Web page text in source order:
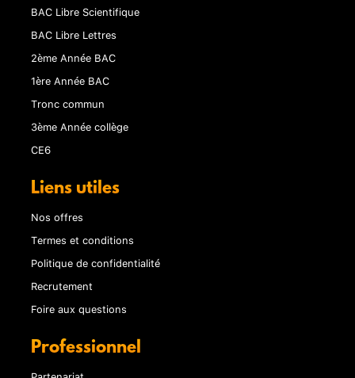
BAC Libre Scientifique
BAC Libre Lettres
2ème Année BAC
1ère Année BAC
Tronc commun
3ème Année collège
CE6
Liens utiles
Nos offres
Termes et conditions
Politique de confidentialité
Recrutement
Foire aux questions
Professionnel